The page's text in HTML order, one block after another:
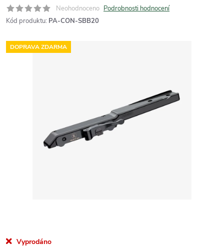
Neohodnoceno Podrobnosti hodnocení
Kód produktu: PA-CON-SBB20
DOPRAVA ZDARMA
Vyprodáno